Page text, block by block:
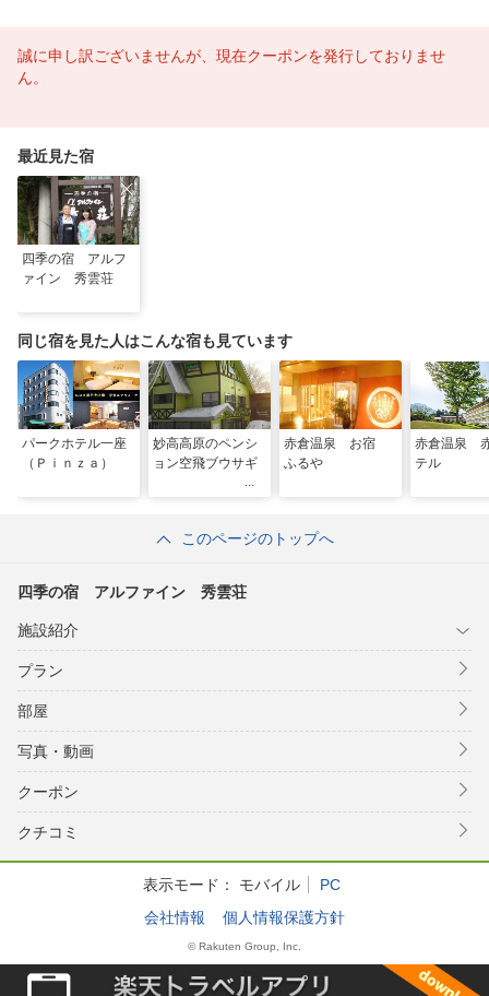
誠に申し訳ございませんが、現在クーポンを発行しておりませ
ん。
最近見た宿
四季の宿 アルフ
ァイン 秀雲荘
同じ宿を見た人はこんな宿も見ています
パークホテル一座
（Ｐｉｎｚａ）
妙高高原のペンシ
ョン空飛ブウサギ
赤倉温泉 お宿
ふるや
赤倉温泉
テル
このページのトップへ
四季の宿 アルファイン 秀雲荘
施設紹介
プラン
部屋
写真・動画
クーポン
クチコミ
表示モード： モバイル
PC
会社情報
個人情報保護方針
© Rakuten Group, Inc.